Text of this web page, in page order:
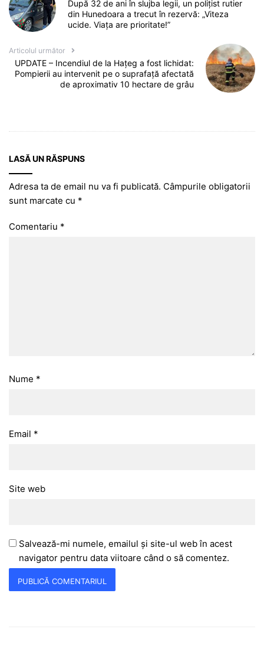
După 32 de ani în slujba legii, un polițist rutier
din Hunedoara a trecut în rezervă: „Viteza
ucide. Viața are prioritate!”
Articolul următor
UPDATE – Incendiul de la Hațeg a fost lichidat:
Pompierii au intervenit pe o suprafață afectată
de aproximativ 10 hectare de grâu
LASĂ UN RĂSPUNS
Adresa ta de email nu va fi publicată. Câmpurile obligatorii
sunt marcate cu *
Comentariu *
Nume *
Email *
Site web
Salvează-mi numele, emailul și site-ul web în acest
navigator pentru data viitoare când o să comentez.